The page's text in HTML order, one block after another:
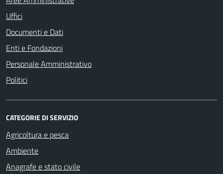
Uffici
Documenti e Dati
Enti e Fondazioni
Personale Amministrativo
Politici
CATEGORIE DI SERVIZIO
Agricoltura e pesca
Ambiente
Anagrafe e stato civile